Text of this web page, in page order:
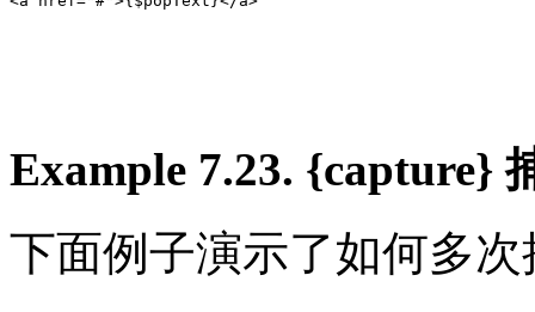
Example 7.23. {capture}
下面例子演示了如何多